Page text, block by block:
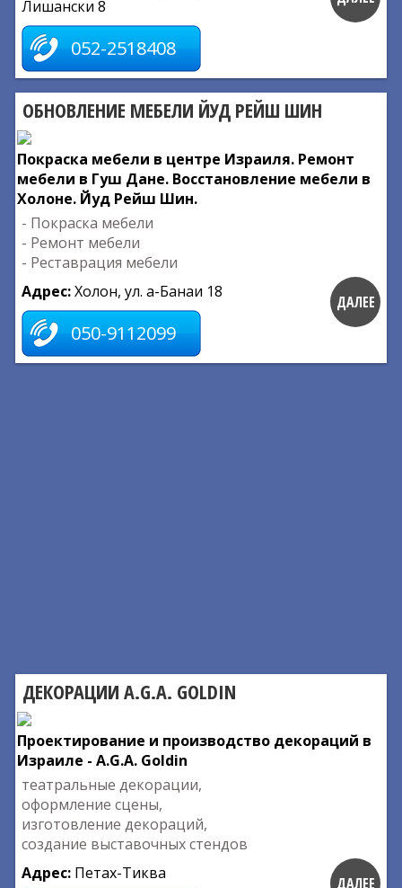
Лишански 8
052-2518408
ОБНОВЛЕНИЕ МЕБЕЛИ ЙУД РЕЙШ ШИН
Покраска мебели в центре Израиля. Ремонт
мебели в Гуш Дане. Восстановление мебели в
Холоне. Йуд Рейш Шин.
- Покраска мебели
- Ремонт мебели
- Реставрация мебели
Адрес:Холон, ул. а-Банаи 18
050-9112099
ДАЛЕЕ
ДЕКОРАЦИИ A.G.A. GOLDIN
Проектирование и производство декораций в
Израиле - A.G.A. Goldin
театральные декорации,
оформление сцены,
изготовление декораций,
создание выставочных стендов
Адрес: Петах-Тиква
ДАЛЕЕ